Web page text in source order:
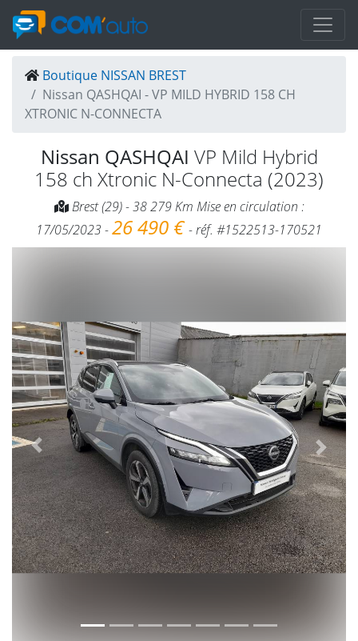
Boutique NISSAN BREST
Nissan QASHQAI - VP MILD HYBRID 158 CH
XTRONIC N-CONNECTA
Nissan QASHQAI VP Mild Hybrid
158 ch Xtronic N-Connecta (2023)
Brest (29) - 38 279 Km Mise en circulation :
17/05/2023 -26 490 €- réf. #1522513-170521
Précèdent